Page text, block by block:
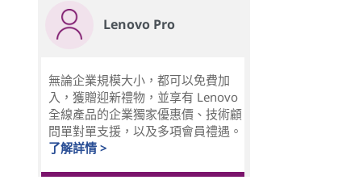
Lenovo Pro
無論企業規模大小，都可以免費加
入，獲贈迎新禮物，並享有 Lenovo
全線產品的企業獨家優惠價、技術顧
問單對單支援，以及多項會員禮遇。
了解詳情 >